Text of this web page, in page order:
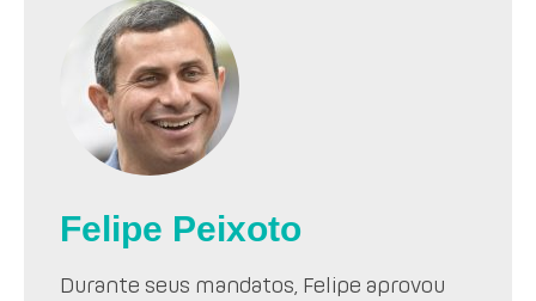
Felipe Peixoto
Durante seus mandatos, Felipe aprovou